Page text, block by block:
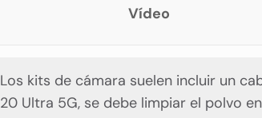
Vídeo
Los kits de cámara suelen incluir un
20 Ultra 5G, se debe limpiar el polvo